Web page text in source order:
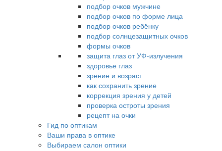
подбор очков мужчине
подбор очков по форме лица
подбор очков ребёнку
подбор солнцезащитных очков
формы очков
защита глаз от УФ-излучения
здоровье глаз
зрение и возраст
как сохранить зрение
коррекция зрения у детей
проверка остроты зрения
рецепт на очки
Гид по оптикам
Ваши права в оптике
Выбираем салон оптики